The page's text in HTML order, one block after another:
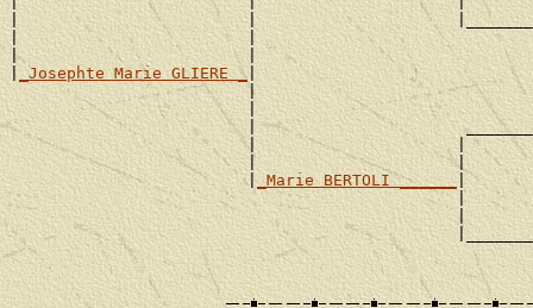
|                        |
|                        |
|                        |
_Josephte Marie GLIERE _|
|
|
|
|                     |
|                     |
                         |
_Marie BERTOLI ______
|
|
|